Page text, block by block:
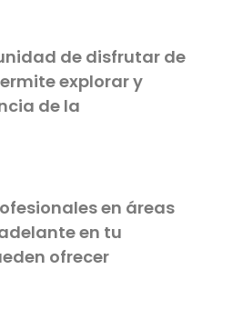
de disfrutar de
explorar y
de la
en áreas
en tu
ofrecer